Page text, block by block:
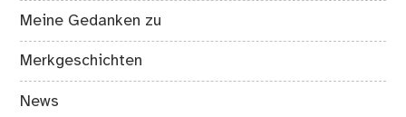
Meine Gedanken zu
Merkgeschichten
News